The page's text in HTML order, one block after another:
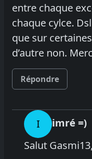
entre chaque
chaque cylce.
que sur
d’autre non.
Répondre
I
imré =)
Salut Gasmi13,